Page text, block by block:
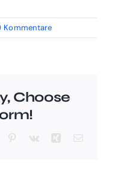
Kommentare
Choose
Pinterest
Vk XingE-